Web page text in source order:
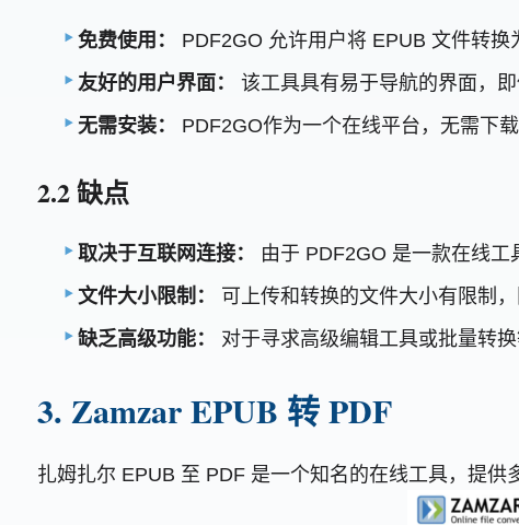
免费使用：
PDF2GO 允许用户将 EPUB 文件转
友好的用户界面：
该工具具有易于导航的界面，
无需安装：
PDF2GO作为一个在线平台，无需下
2.2 缺点
取决于互联网连接：
由于 PDF2GO 是一款在线工
文件大小限制：
可上传和转换的文件大小有限制
缺乏高级功能：
对于寻求高级编辑工具或批量转
3. Zamzar EPUB 转 PDF
扎姆扎尔 EPUB 至 PDF 是一个知名的在线工具，提供